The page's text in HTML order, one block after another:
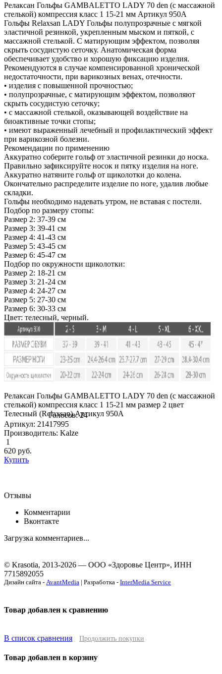
Релаксан Гольфы GAMBALETTO LADY 70 den (с массажной
стелькой) компрессия класс 1 15-21 мм Артикул 950A
Гольфы Relaxsan LADY Гольфы полупрозрачные с мягкой
эластичной резинкой, укрепленным мыском и пяткой, с
массажной стелькой. С матирующим эффектом, позволяя
скрыть сосудистую сеточку. Анатомическая форма
обеспечивает удобство и хорошую фиксацию изделия.
Рекомендуются в случае компенсированной хронической
недостаточности, при варикозных венах, отечности.
• изделия с повышенной прочностью;
• полупрозрачные, с матирующим эффектом, позволяют
скрыть сосудистую сеточку;
• с массажной стелькой, оказывающей воздействие на
биоактивные точки стопы;
• имеют выраженный лечебный и профилактический эффект
при варикозной болезни.
Рекомендации по применению
Аккуратно соберите гольф от эластичной резинки до носка.
Правильно зафиксируйте носок и пятку изделия на ноге.
Аккуратно натяните гольф от щиколотки до колена.
Окончательно распределите изделие по ноге, удалив любые
складки.
Гольфы необходимо надевать утром, не вставая с постели.
Подбор по размеру стопы:
Размер 2: 37-39 см
Размер 3: 39-41 см
Размер 4: 41-43 см
Размер 5: 43-45 см
Размер 6: 45-47 см
Подбор по окружности щиколотки:
Размер 2: 18-21 см
Размер 3: 21-24 см
Размер 4: 24-27 см
Размер 5: 27-30 см
Размер 6: 30-33 см
Цвет: телесный, черный.
Релаксан Гольфы GAMBALETTO LADY 70 den (с массажной
стелькой) компрессия класс 1 15-21 мм размер 2 цвет
Телесный (Relaxsan) Артикул 950A
Голосов: 24
Артикул: 21417995
Производитель: Kalze
1
620 руб.
Купить
Отзывы
Комментарии
Вконтакте
Загрузка комментариев...
© Krasotia, 2013-2026 — ООО «Здоровье Центр», ИНН
7715892055
Дизайн сайта - AvantMedia | Разработка - InterMedia Service
Товар добавлен к сравнению
В список сравнения Продолжить покупки
Товар добавлен в корзину